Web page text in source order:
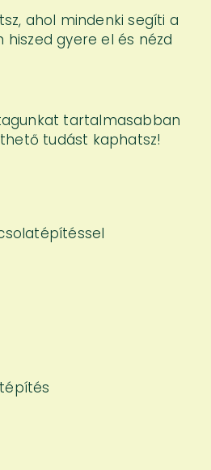
ahol mindenki segíti a
gyere el és nézd
tartalmasabban
tudást kaphatsz!